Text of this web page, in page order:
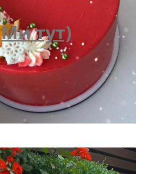
Ми тут)